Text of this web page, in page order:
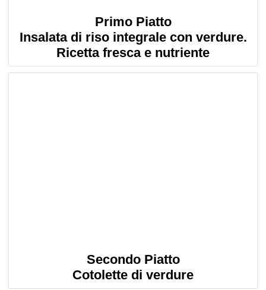
Primo Piatto
Insalata di riso integrale con verdure.
Ricetta fresca e nutriente
Secondo Piatto
Cotolette di verdure